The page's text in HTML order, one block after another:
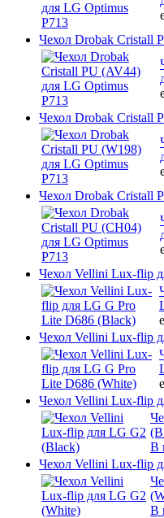
Чехол Drobak Cristall
Чехол Drobak Cristall
Чехол Drobak Cristall
Чехол Vellini Lux-flip
Чехол Vellini Lux-flip
Чехол Vellini Lux-flip
В
Чехол Vellini Lux-flip
В